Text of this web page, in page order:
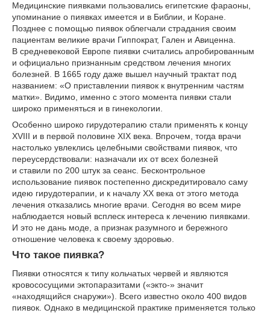
Медицинские пиявками пользовались египетские фараоны,
упоминание о пиявках имеется и в Библии, и Коране.
Позднее с помощью пиявок облегчали страдания своим
пациентам великие врачи Гиппократ, Гален и Авиценна.
В средневековой Европе пиявки считались апробированным
и официально признанным средством лечения многих
болезней. В 1665 году даже вышел научный трактат под
названием: «О приставлении пиявок к внутренним частям
матки». Видимо, именно с этого момента пиявки стали
широко применяться и в гинекологии.
Особенно широко гирудотерапию стали применять к концу
XVIII и в первой половине XIX века. Впрочем, тогда врачи
настолько увлеклись целебными свойствами пиявок, что
переусердствовали: назначали их от всех болезней
и ставили по 200 штук за сеанс. Бесконтрольное
использование пиявок постепенно дискредитировало саму
идею гирудотерапии, и к началу ХХ века от этого метода
лечения отказались многие врачи. Сегодня во всем мире
наблюдается новый всплеск интереса к лечению пиявками.
И это не дань моде, а признак разумного и бережного
отношение человека к своему здоровью.
Что такое пиявка?
Пиявки относятся к типу кольчатых червей и являются
кровососущими эктопаразитами («экто-» значит
«находящийся снаружи»). Всего известно около 400 видов
пиявок. Однако в медицинской практике применяется только